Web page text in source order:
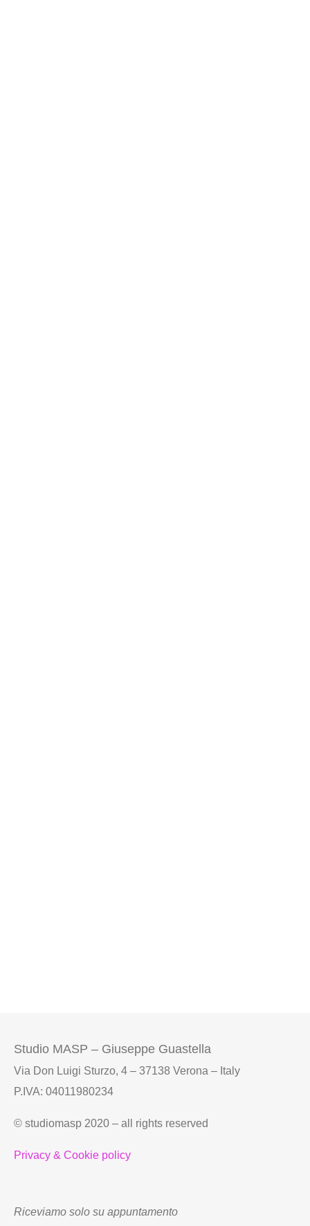
Studio MASP – Giuseppe Guastella
Via Don Luigi Sturzo, 4 – 37138 Verona – Italy
P.IVA: 04011980234
© studiomasp 2020 – all rights reserved
Privacy & Cookie policy
Riceviamo solo su appuntamento